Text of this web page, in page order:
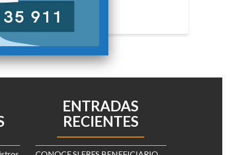
ENTRADAS
RECIENTES